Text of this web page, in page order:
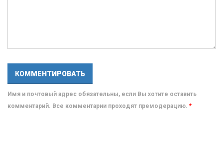
Имя и почтовый адрес обязательны, если Вы хотите оставить
комментарий. Все комментарии проходят премодерацию. *